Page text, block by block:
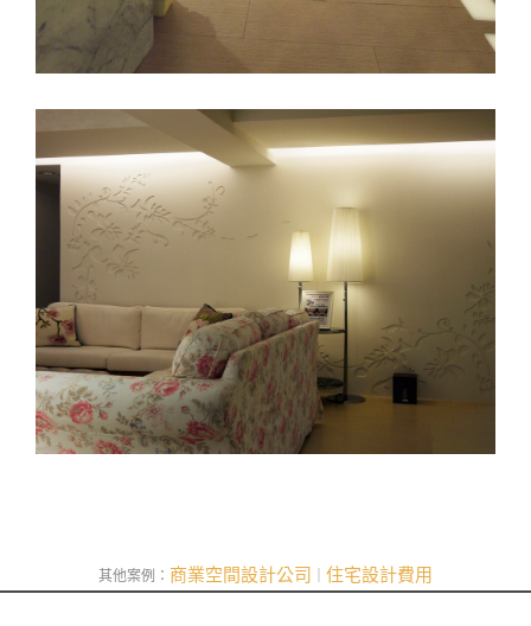
其他案例： 商業空間設計公司 住宅設計費用